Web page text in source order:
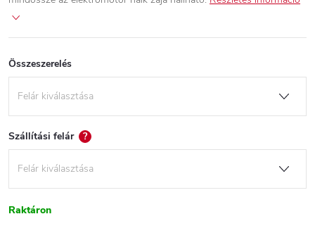
Összeszerelés
Szállítási felár ?
Raktáron